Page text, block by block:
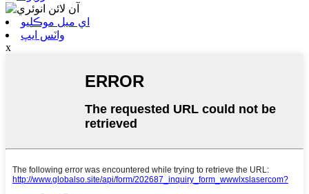
اي ميل موڪليو
واٽس ايپ
x